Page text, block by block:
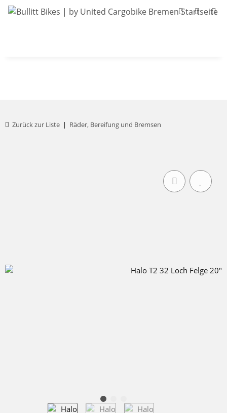
Zurück zur Liste Räder, Bereifung und Bremsen